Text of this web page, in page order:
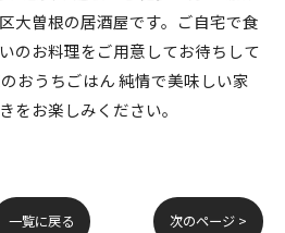
大曽根の居酒屋です。ご自宅で食
のお料理をご用意してお待ちして
おうちごはん 純情で美味しい家
をお楽しみください。
一覧に戻る 次のページ >